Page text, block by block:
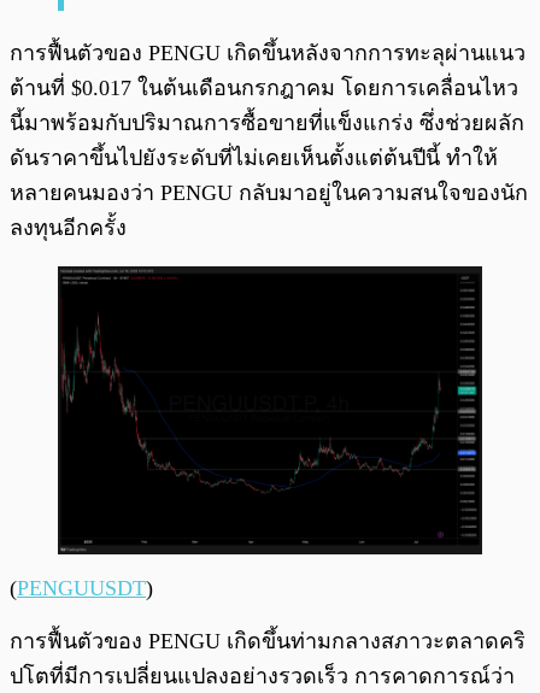
การฟื้นตัวของ PENGU เกิดขึ้นหลังจากการทะลุผ่านแนว
ต้านที่ $0.017 ในต้นเดือนกรกฎาคม โดยการเคลื่อนไหว
นี้มาพร้อมกับปริมาณการซื้อขายที่แข็งแกร่ง ซึ่งช่วยผลัก
ดันราคาขึ้นไปยังระดับที่ไม่เคยเห็นตั้งแต่ต้นปีนี้ ทำให้
หลายคนมองว่า PENGU กลับมาอยู่ในความสนใจของนัก
ลงทุนอีกครั้ง
(PENGUUSDT)
การฟื้นตัวของ PENGU เกิดขึ้นท่ามกลางสภาวะตลาดคริ
ปโตที่มีการเปลี่ยนแปลงอย่างรวดเร็ว การคาดการณ์ว่า